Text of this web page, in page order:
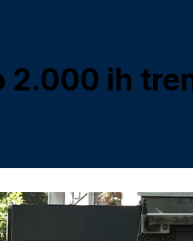
2.000 ih